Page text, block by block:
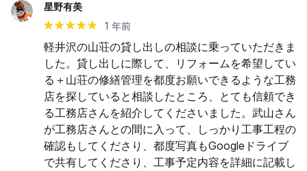
星野有美
1 年前
軽井沢の山荘の貸し出しの相談に乗っていただきま
した。貸し出しに際して、リフォームを希望してい
る＋山荘の修繕管理を都度お願いできるような工務
店を探していると相談したところ、とても信頼でき
る工務店さんを紹介してくださいました。武山さん
が工務店さんとの間に入って、しっかり工事工程の
確認もしてくださり、都度写真もGoogleドライブ
で共有してくださり、工事予定内容を詳細に記載し